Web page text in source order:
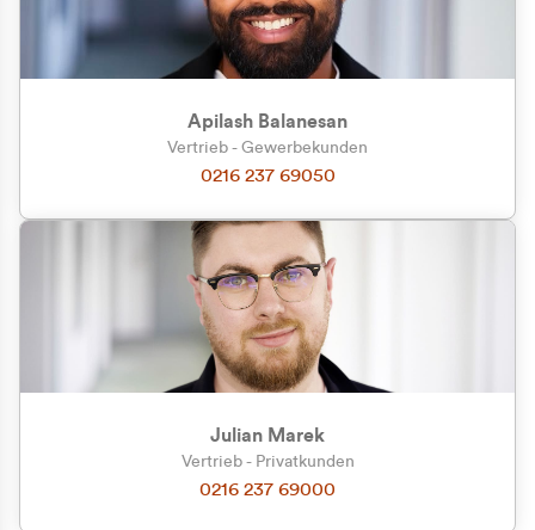
Apilash Balanesan
Vertrieb - Gewerbekunden
0216 237 69050
Julian Marek
Vertrieb - Privatkunden
0216 237 69000